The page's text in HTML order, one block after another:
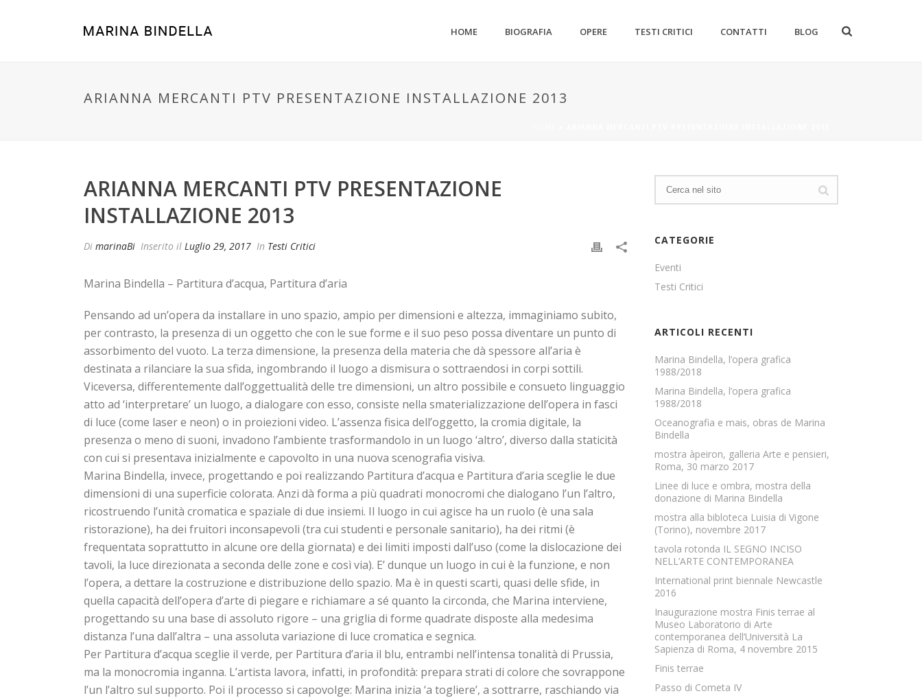
HOME BIOGRAFIA OPERE TESTI CRITICI CONTATTI BLOG
ARIANNA MERCANTI PTV PRESENTAZIONE INSTALLAZIONE 2013
ARIANNA MERCANTI PTV PRESENTAZIONE
INSTALLAZIONE 2013
Di marinaBi Inserito il Luglio 29, 2017 In Testi Critici
Marina Bindella – Partitura d’acqua, Partitura d’aria
Pensando ad un’opera da installare in uno spazio, ampio per dimensioni e altezza, immaginiamo subito,
per contrasto, la presenza di un oggetto che con le sue forme e il suo peso possa diventare un punto di
assorbimento del vuoto. La terza dimensione, la presenza della materia che dà spessore all’aria è
destinata a rilanciare la sua sfida, ingombrando il luogo a dismisura o sottraendosi in corpi sottili.
Viceversa, differentemente dall’oggettualità delle tre dimensioni, un altro possibile e consueto linguaggio
atto ad ‘interpretare’ un luogo, a dialogare con esso, consiste nella smaterializzazione dell’opera in fasci
di luce (come laser e neon) o in proiezioni video. L’assenza fisica dell’oggetto, la cromia digitale, la
presenza o meno di suoni, invadono l’ambiente trasformandolo in un luogo ‘altro’, diverso dalla staticità
con cui si presentava inizialmente e capovolto in una nuova scenografia visiva.
Marina Bindella, invece, progettando e poi realizzando Partitura d’acqua e Partitura d’aria sceglie le due
dimensioni di una superficie colorata. Anzi dà forma a più quadrati monocromi che dialogano l’un l’altro,
ricostruendo l’unità cromatica e spaziale di due insiemi. Il luogo in cui agisce ha un ruolo (è una sala
ristorazione), ha dei fruitori inconsapevoli (tra cui studenti e personale sanitario), ha dei ritmi (è
frequentata soprattutto in alcune ore della giornata) e dei limiti imposti dall’uso (come la dislocazione dei
tavoli, la luce direzionata a seconda delle zone e così via). E’ dunque un luogo in cui è la funzione, e non
l’opera, a dettare la costruzione e distribuzione dello spazio. Ma è in questi scarti, quasi delle sfide, in
quella capacità dell’opera d’arte di piegare e richiamare a sé quanto la circonda, che Marina interviene,
progettando su una base di assoluto rigore – una griglia di forme quadrate disposte alla medesima
distanza l’una dall’altra – una assoluta variazione di luce cromatica e segnica.
Per Partitura d’acqua sceglie il verde, per Partitura d’aria il blu, entrambi nell’intensa tonalità di Prussia,
ma la monocromia inganna. L’artista lavora, infatti, in profondità: prepara strati di colore che sovrappone
l’un l’altro sul supporto. Poi il processo si capovolge: Marina inizia ‘a togliere’, a sottrarre, raschiando via
CATEGORIE
Eventi
Testi Critici
ARTICOLI RECENTI
Marina Bindella, l’opera grafica
1988/2018
Marina Bindella, l’opera grafica
1988/2018
Oceanografia e mais, obras de Marina
Bindella
mostra àpeiron, galleria Arte e pensieri,
Roma, 30 marzo 2017
Linee di luce e ombra, mostra della
donazione di Marina Bindella
mostra alla bibloteca Luisia di Vigone
(Torino), novembre 2017
tavola rotonda IL SEGNO INCISO
NELL’ARTE CONTEMPORANEA
International print biennale Newcastle
2016
Inaugurazione mostra Finis terrae al
Museo Laboratorio di Arte
contemporanea dell’Università La
Sapienza di Roma, 4 novembre 2015
Finis terrae
Passo di Cometa IV